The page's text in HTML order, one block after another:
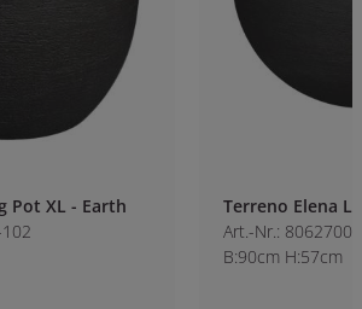
Pot XL - Earth
Terreno Elena L -
Art.-Nr.: 8062700-
B:90cm H:57cm